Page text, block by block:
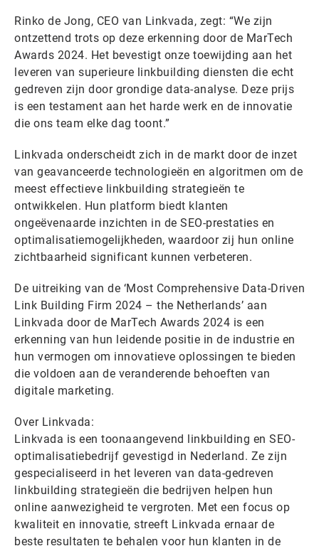
Rinko de Jong, CEO van Linkvada, zegt: “We zijn
ontzettend trots op deze erkenning door de MarTech
Awards 2024. Het bevestigt onze toewijding aan het
leveren van superieure linkbuilding diensten die echt
gedreven zijn door grondige data-analyse. Deze prijs
is een testament aan het harde werk en de innovatie
die ons team elke dag toont.”
Linkvada onderscheidt zich in de markt door de inzet
van geavanceerde technologieën en algoritmen om de
meest effectieve linkbuilding strategieën te
ontwikkelen. Hun platform biedt klanten
ongeëvenaarde inzichten in de SEO-prestaties en
optimalisatiemogelijkheden, waardoor zij hun online
zichtbaarheid significant kunnen verbeteren.
De uitreiking van de ‘Most Comprehensive Data-Driven
Link Building Firm 2024 – the Netherlands’ aan
Linkvada door de MarTech Awards 2024 is een
erkenning van hun leidende positie in de industrie en
hun vermogen om innovatieve oplossingen te bieden
die voldoen aan de veranderende behoeften van
digitale marketing.
Over Linkvada:
Linkvada is een toonaangevend linkbuilding en SEO-
optimalisatiebedrijf gevestigd in Nederland. Ze zijn
gespecialiseerd in het leveren van data-gedreven
linkbuilding strategieën die bedrijven helpen hun
online aanwezigheid te vergroten. Met een focus op
kwaliteit en innovatie, streeft Linkvada ernaar de
beste resultaten te behalen voor hun klanten in de